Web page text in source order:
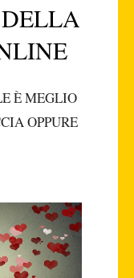
È MEGLIO
OPPURE